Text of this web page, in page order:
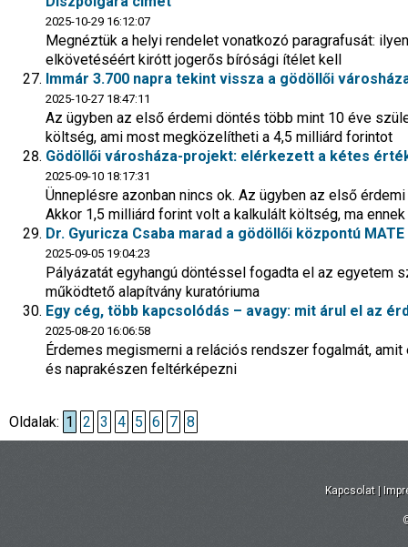
2025-10-29 16:12:07
Megnéztük a helyi rendelet vonatkozó paragrafusát:
elkövetéséért kirótt jogerős bírósági ítélet kell
Immár 3.700 napra tekint vissza a gödöllői
2025-10-27 18:47:11
Az ügyben az első érdemi döntés több mint 10 éve
költség, ami most megközelítheti a 4,5 milliárd forintot
Gödöllői városháza-projekt: elérkezett a kétes
2025-09-10 18:17:31
Ünneplésre azonban nincs ok. Az ügyben az első
Akkor 1,5 milliárd forint volt a kalkulált költség, ma
Dr. Gyuricza Csaba marad a gödöllői központú
2025-09-05 19:04:23
Pályázatát egyhangú döntéssel fogadta el az egyetem
működtető alapítvány kuratóriuma
Egy cég, több kapcsolódás – avagy: mit árul el az
2025-08-20 16:06:58
Érdemes megismerni a relációs rendszer fogalmát,
és naprakészen feltérképezni
Oldalak: 1 2 3 4 5 6 7 8
Kapcsolat |